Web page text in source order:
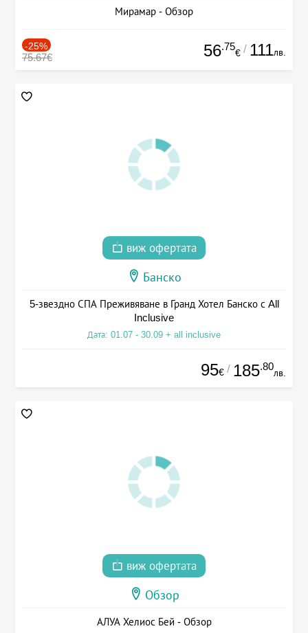
Мирамар - Обзор
-25%
75.67€ 56.75
€ / 111лв.
виж офертата
Банско
5-звездно СПА Преживяване в Гранд Хотел Банско с All
Inclusive
Дата: 01.07 - 30.09 + all inclusive
95€ / 185.80
лв.
виж офертата
Обзор
АЛУА Хелиос Бей - Обзор